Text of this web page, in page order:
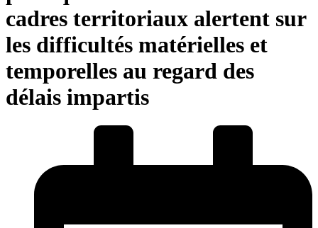
cadres territoriaux alertent sur
les difficultés matérielles et
temporelles au regard des
délais impartis